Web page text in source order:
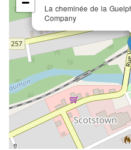
La cheminée de la
Company